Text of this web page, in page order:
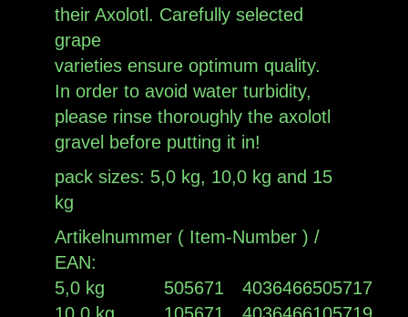
their Axolotl. Carefully selected
grape
varieties ensure optimum quality.
In order to avoid water turbidity,
please rinse thoroughly the axolotl
gravel before putting it in!
pack sizes: 5,0 kg, 10,0 kg and 15
kg
Artikelnummer ( Item-Number ) /
EAN:
5,0 kg
505671
4036466505717